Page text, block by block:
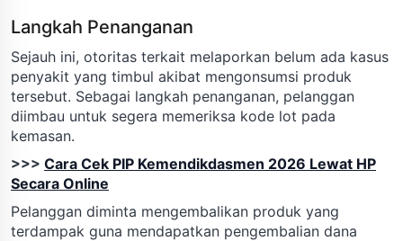
Langkah Penanganan
Sejauh ini, otoritas terkait melaporkan belum ada kasus
penyakit yang timbul akibat mengonsumsi produk
tersebut. Sebagai langkah penanganan, pelanggan
diimbau untuk segera memeriksa kode lot pada
kemasan.
>>> Cara Cek PIP Kemendikdasmen 2026 Lewat HP
Secara Online
Pelanggan diminta mengembalikan produk yang
terdampak guna mendapatkan pengembalian dana